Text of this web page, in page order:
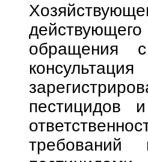
обращения
пестицидов